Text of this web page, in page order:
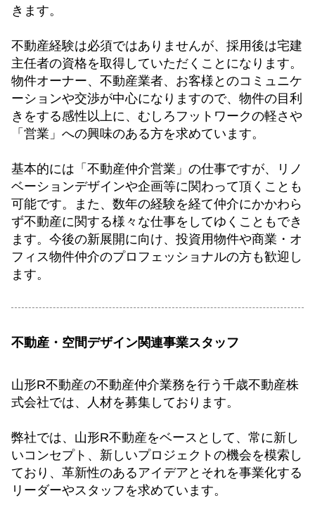
きます。
不動産経験は必須ではありませんが、採用後は宅建
主任者の資格を取得していただくことになります。
物件オーナー、不動産業者、お客様とのコミュニケ
ーションや交渉が中心になりますので、物件の目利
きをする感性以上に、むしろフットワークの軽さや
「営業」への興味のある方を求めています。
基本的には「不動産仲介営業」の仕事ですが、リノ
ベーションデザインや企画等に関わって頂くことも
可能です。また、数年の経験を経て仲介にかかわら
ず不動産に関する様々な仕事をしてゆくこともでき
ます。今後の新展開に向け、投資用物件や商業・オ
フィス物件仲介のプロフェッショナルの方も歓迎し
ます。
不動産・空間デザイン関連事業スタッフ
山形R不動産の不動産仲介業務を行う千歳不動産株
式会社では、人材を募集しております。
弊社では、山形R不動産をベースとして、常に新し
いコンセプト、新しいプロジェクトの機会を模索し
ており、革新性のあるアイデアとそれを事業化する
リーダーやスタッフを求めています。